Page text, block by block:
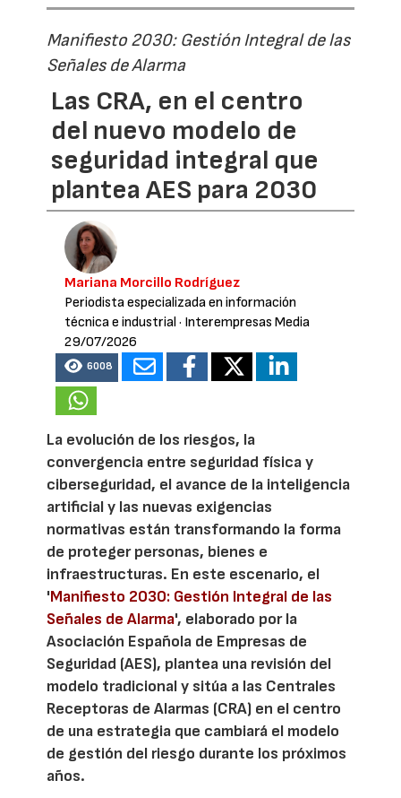
Manifiesto 2030: Gestión Integral de las
Señales de Alarma
Las CRA, en el centro
del nuevo modelo de
seguridad integral que
plantea AES para 2030
Mariana Morcillo Rodríguez
Periodista especializada en información
técnica e industrial· Interempresas Media
29/07/2026
6008
La evolución de los riesgos, la
convergencia entre seguridad física y
ciberseguridad, el avance de la inteligencia
artificial y las nuevas exigencias
normativas están transformando la forma
de proteger personas, bienes e
infraestructuras. En este escenario, el
'Manifiesto 2030: Gestión Integral de las
Señales de Alarma', elaborado por la
Asociación Española de Empresas de
Seguridad (AES), plantea una revisión del
modelo tradicional y sitúa a las Centrales
Receptoras de Alarmas (CRA) en el centro
de una estrategia que cambiará el modelo
de gestión del riesgo durante los próximos
años.